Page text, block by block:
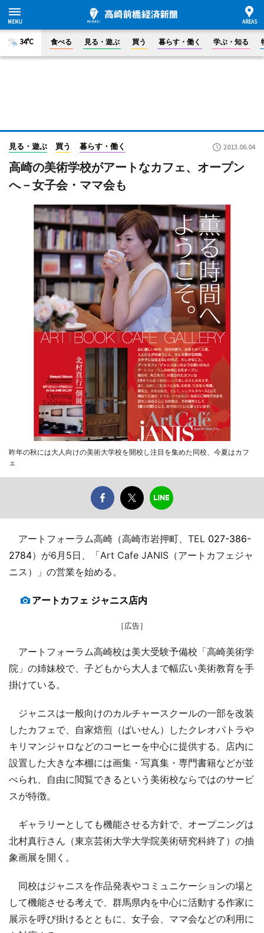
34°C 食べる 見る・遊ぶ 買う 暮らす・働く 学ぶ・知る
見る・遊ぶ 買う 暮らす・働く 2013.06.04
高崎の美術学校がアートなカフェ、オープン
へ－女子会・ママ会も
昨年の秋には大人向けの美術大学校を開校し注目を集めた同校、今夏はカフ
ェ
アートフォーラム高崎（高崎市岩押町、TEL 027-386-
2784）が6月5日、「Art Cafe JANIS（アートカフェジャ
ニス）」の営業を始める。
アートカフェ ジャニス店内
［広告］
アートフォーラム高崎校は美大受験予備校「高崎美術学
院」の姉妹校で、子どもから大人まで幅広い美術教育を手
掛けている。
ジャニスは一般向けのカルチャースクールの一部を改装
したカフェで、自家焙煎（ばいせん）したクレオパトラや
キリマンジャロなどのコーヒーを中心に提供する。店内に
設置した大きな本棚には画集・写真集・専門書籍などが並
べられ、自由に閲覧できるという美術校ならではのサービ
スが特徴。
ギャラリーとしても機能させる方針で、オープニングは
北村真行さん（東京芸術大学大学院美術研究科終了）の抽
象画展を開く。
同校はジャニスを作品発表やコミュニケーションの場と
して機能させる考えで、群馬県内を中心に活動する作家に
展示を呼び掛けるとともに、女子会、ママ会などの利用に